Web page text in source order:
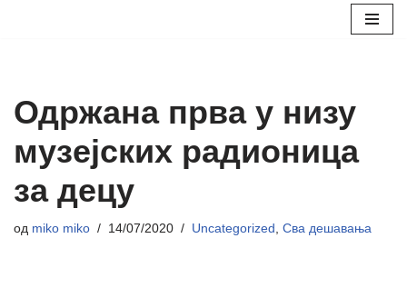
Одржана прва у низу
музејских радионица
за децу
од miko miko 14/07/2020 Uncategorized , Сва дешавања